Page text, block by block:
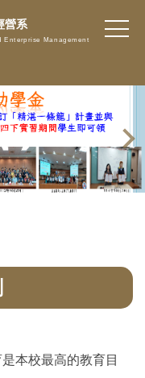
營系
Enterprise Management
本校最高的教育目